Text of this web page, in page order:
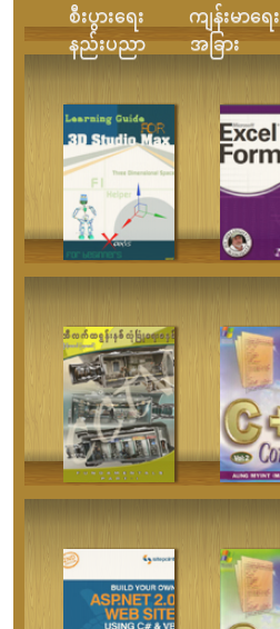
စီးပွားရေး ကျန်းမာရေး
နည်းပညာ
အခြား